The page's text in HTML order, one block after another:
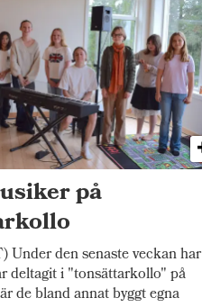
på
Under den senaste veckan har
deltagit i "tonsättarkollo" på
de bland annat byggt egna